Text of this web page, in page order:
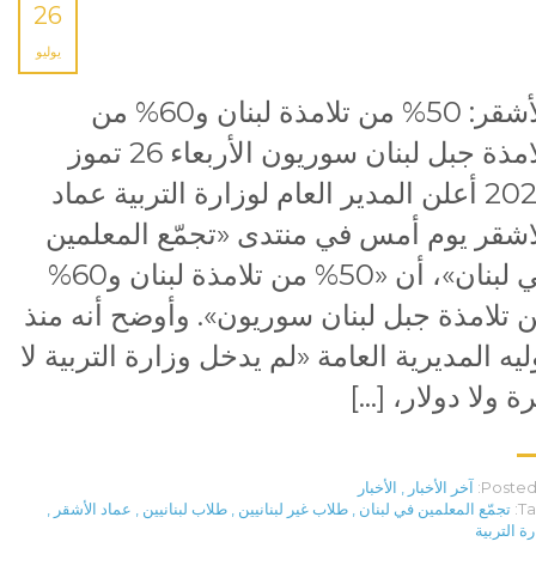
26
يوليو
الأشقر: 50% من تلامذة لبنان و60% من
تلامذة جبل لبنان سوريون الأربعاء 26 تموز
2023 ‏أعلن المدير العام لوزارة التربية عماد
يوم أمس في منتدى «تجمّع المعلمين
في لبنان»، أن «50% من تلامذة لبنان و60%
تلامذة جبل لبنان سوريون». وأوضح أنه منذ
المديرية العامة «لم يدخل وزارة التربية لا
ولا دولار، […]
Posted آخر الأخبار , الأخبار
تجمّع المعلمين في لبنان , طلاب غير لبنانيين , طلاب لبنانيين , عماد الأشقر ,
التربية